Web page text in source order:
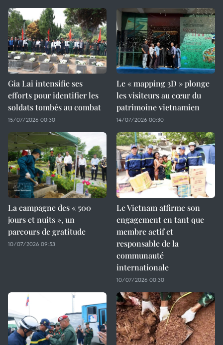
Gia Lai intensifie ses
efforts pour identifier les
soldats tombés au combat
15/07/2026 00:30
Le « mapping 3D » plonge
les visiteurs au cœur du
patrimoine vietnamien
14/07/2026 00:30
La campagne des « 500
jours et nuits », un
parcours de gratitude
10/07/2026 09:53
Le Vietnam affirme son
engagement en tant que
membre actif et
responsable de la
communauté
internationale
10/07/2026 00:30